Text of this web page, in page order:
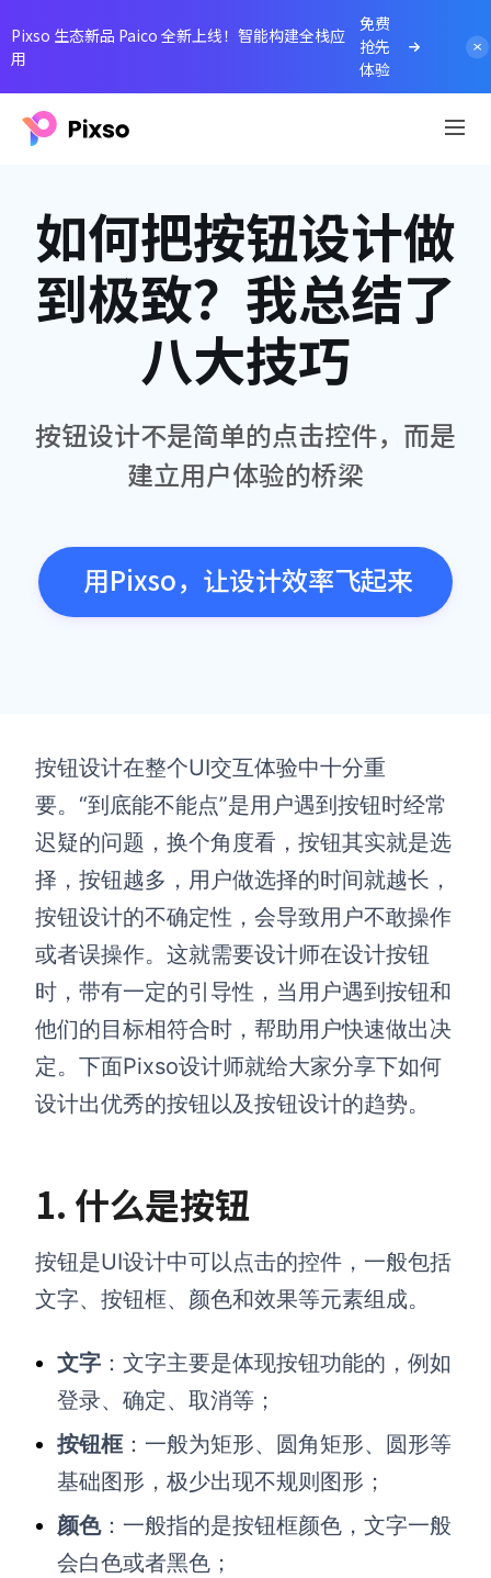
Pixso 生态新品 Paico 全新上线！智能构建全栈应
用
免费
抢先
体验
如何把按钮设计做
到极致？我总结了
八大技巧
按钮设计不是简单的点击控件，而是
建立用户体验的桥梁
用Pixso，让设计效率飞起来
按钮设计在整个UI交互体验中十分重
要。“到底能不能点”是用户遇到按钮时经常
迟疑的问题，换个角度看，按钮其实就是选
择，按钮越多，用户做选择的时间就越长，
按钮设计的不确定性，会导致用户不敢操作
或者误操作。这就需要设计师在设计按钮
时，带有一定的引导性，当用户遇到按钮和
他们的目标相符合时，帮助用户快速做出决
定。下面Pixso设计师就给大家分享下如何
设计出优秀的按钮以及按钮设计的趋势。
1. 什么是按钮
按钮是UI设计中可以点击的控件，一般包括
文字、按钮框、颜色和效果等元素组成。
文字 ：文字主要是体现按钮功能的，例如
登录、确定、取消等；
按钮框：一般为矩形、圆角矩形、圆形等
基础图形，极少出现不规则图形；
颜色：一般指的是按钮框颜色，文字一般
会白色或者黑色；